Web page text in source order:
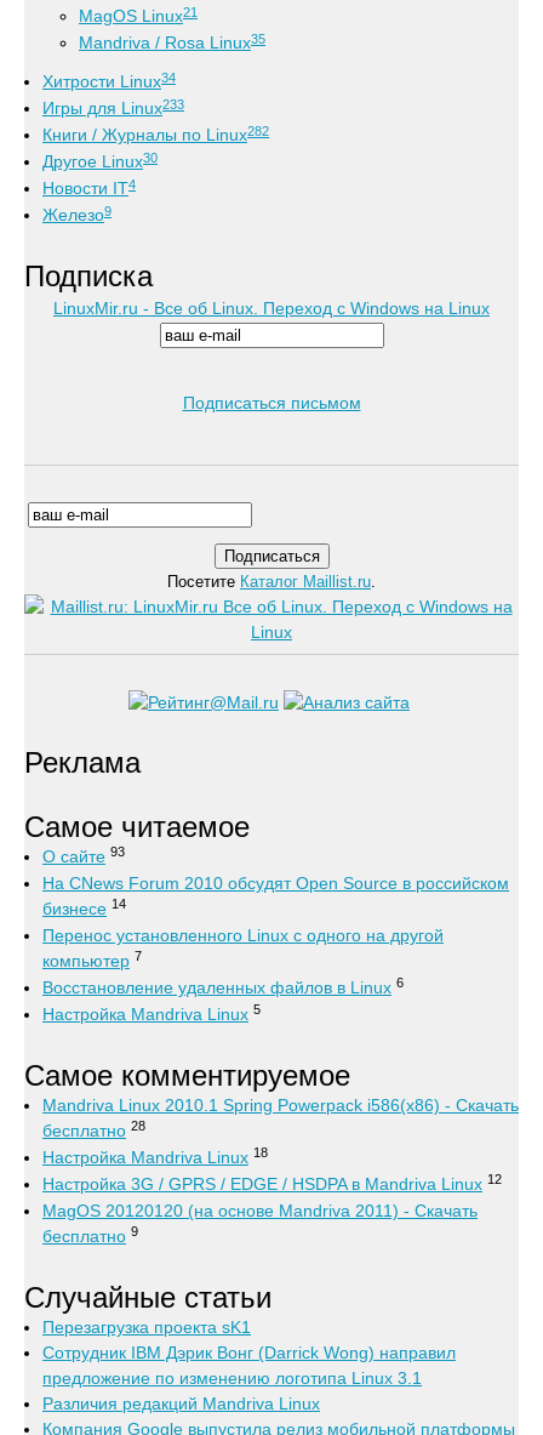
MagOS Linux21
Mandriva / Rosa Linux35
Хитрости Linux34
Игры для Linux233
Книги / Журналы по Linux282
Другое Linux30
Новости IT4
Железо9
Подписка
LinuxMir.ru - Все об Linux. Переход с Windows на Linux
Подписаться письмом
Посетите Каталог Maillist.ru.
Реклама
Самое читаемое
О сайте 93
На CNews Forum 2010 обсудят Open Source в российском
бизнесе 14
Перенос установленного Linux с одного на другой
компьютер 7
Восстановление удаленных файлов в Linux 6
Настройка Mandriva Linux 5
Самое комментируемое
Mandriva Linux 2010.1 Spring Powerpack i586(x86) - Скачать
бесплатно 28
Настройка Mandriva Linux 18
Настройка 3G / GPRS / EDGE / HSDPA в Mandriva Linux 12
MagOS 20120120 (на основе Mandriva 2011) - Скачать
бесплатно 9
Случайные статьи
Перезагрузка проекта sK1
Сотрудник IBM Дэрик Вонг (Darrick Wong) направил
предложение по изменению логотипа Linux 3.1
Различия редакций Mandriva Linux
Компания Google выпустила релиз мобильной платформы